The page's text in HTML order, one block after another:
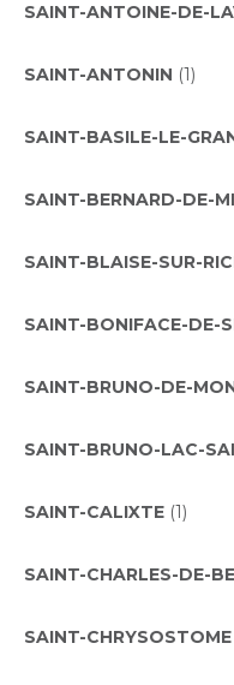
SAINT-ANTOINE-DE-
SAINT-ANTONIN (1)
SAINT-BASILE-LE-
SAINT-BERNARD-DE-
SAINT-BLAISE-SUR-
SAINT-BONIFACE-DE-
SAINT-BRUNO-DE-
SAINT-BRUNO-LAC-
SAINT-CALIXTE (1)
SAINT-CHARLES-DE-
SAINT-CHRYSOSTOME